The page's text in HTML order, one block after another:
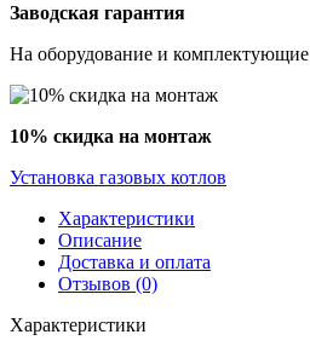
Заводская гарантия
На оборудование и комплектующие
10% скидка на монтаж
Установка газовых котлов
Характеристики
Описание
Доставка и оплата
Отзывов (0)
Характеристики